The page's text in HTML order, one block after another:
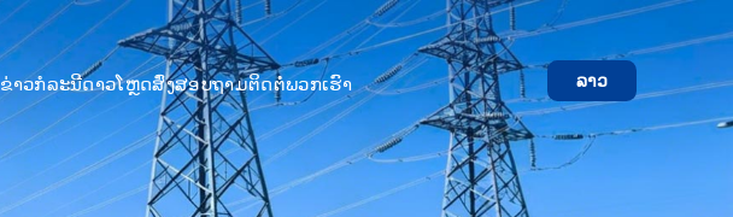
ຂ່າວກໍລະນີດາວໂຫຼດສົ່ງສອບຖາມຕິດຕໍ່ພວກເຮົາ ລາວ